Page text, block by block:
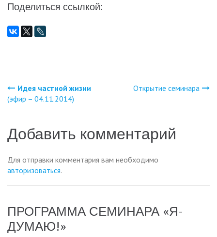
Поделиться ссылкой:
Навигация
записям
Идея частной жизни
(эфир – 04.11.2014)
Открытие семинара
Добавить комментарий
Для отправки комментария вам необходимо
авторизоваться.
ПРОГРАММА СЕМИНАРА «Я-
ДУМАЮ!»